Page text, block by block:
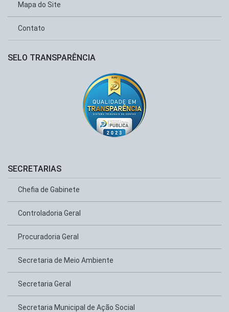
Mapa do Site
Contato
SELO TRANSPARÊNCIA
SECRETARIAS
Chefia de Gabinete
Controladoria Geral
Procuradoria Geral
Secretaria de Meio Ambiente
Secretaria Geral
Secretaria Municipal de Ação Social